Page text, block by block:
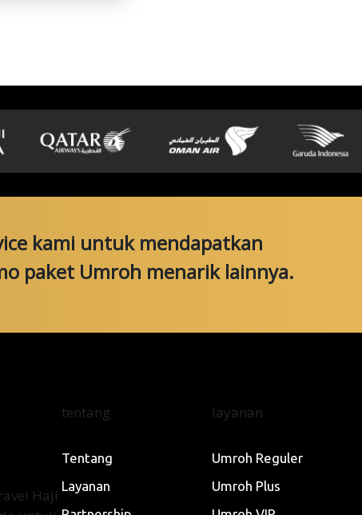
kami untuk mendapatkan
paket Umroh menarik lainnya.
Haji
tentang
Tentang
Layanan
layanan
Umroh Reguler
Umroh Plus